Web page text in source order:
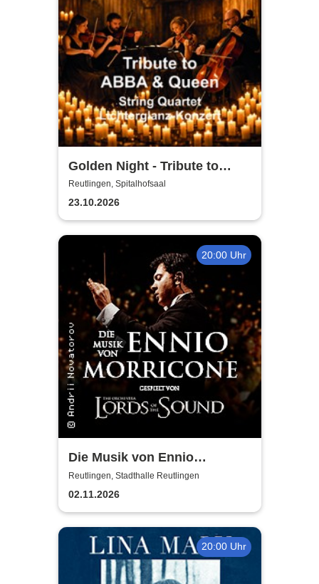
Golden Night - Tribute to
ABBA und Queen - String
Quartet im Lichterglanz
Reutlingen, Spitalhofsaal
23.10.2026
20:00 Uhr
Die Musik von Ennio
Morricone - gespielt von
Lords of the Sound
Reutlingen, Stadthalle Reutlingen
02.11.2026
20:00 Uhr